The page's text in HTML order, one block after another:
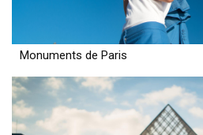
Monuments de Paris